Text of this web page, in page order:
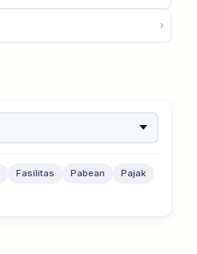
›
Fasilitas Pabean
Pajak